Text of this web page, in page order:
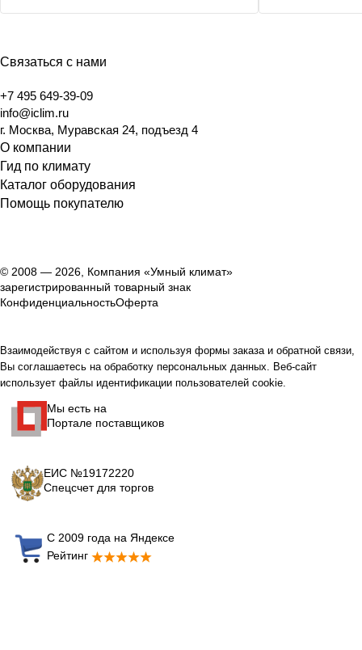
Связаться с нами
+7 495 649-39-09
info@iclim.ru
г. Москва, Муравская 24, подъезд 4
О компании
Гид по климату
Каталог оборудования
Помощь покупателю
© 2008 — 2026, Компания «Умный климат»
зарегистрированный товарный знак
КонфиденциальностьОферта
Взаимодействуя с сайтом и используя формы заказа и обратной связи,
Вы соглашаетесь на обработку персональных данных. Веб-сайт
использует файлы идентификации пользователей cookie.
Мы есть на
Портале поставщиков
ЕИС №19172220
Спецсчет для торгов
С 2009 года на Яндексе
Рейтинг